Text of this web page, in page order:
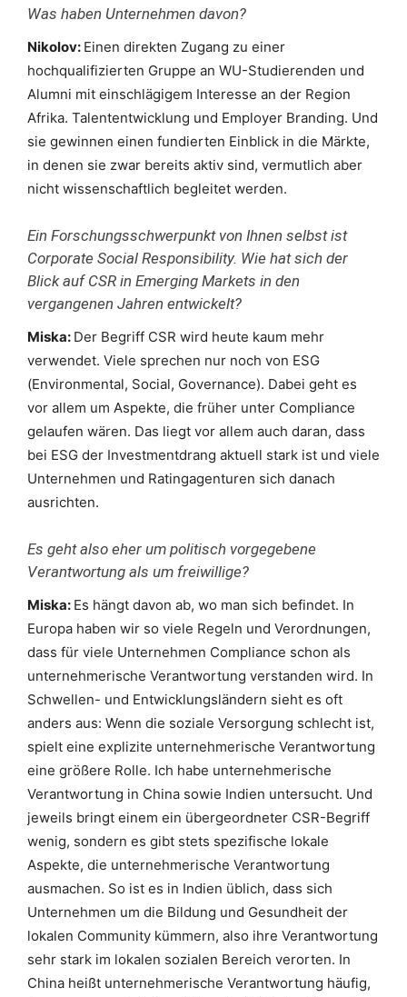
Was haben Unternehmen davon?
Nikolov: Einen direkten Zugang zu einer
hochqualifizierten Gruppe an WU-Studierenden und
Alumni mit einschlägigem Interesse an der Region
Afrika. Talententwicklung und Employer Branding. Und
sie gewinnen einen fundierten Einblick in die Märkte,
in denen sie zwar bereits aktiv sind, vermutlich aber
nicht wissenschaftlich begleitet werden.
Ein Forschungsschwerpunkt von Ihnen selbst ist
Corporate Social Responsibility. Wie hat sich der
Blick auf CSR in Emerging Markets in den
vergangenen Jahren entwickelt?
Miska: Der Begriff CSR wird heute kaum mehr
verwendet. Viele sprechen nur noch von ESG
(Environmental, Social, Governance). Dabei geht es
vor allem um Aspekte, die früher unter Compliance
gelaufen wären. Das liegt vor allem auch daran, dass
bei ESG der Investmentdrang aktuell stark ist und viele
Unternehmen und Ratingagenturen sich danach
ausrichten.
Es geht also eher um politisch vorgegebene
Verantwortung als um freiwillige?
Miska: Es hängt davon ab, wo man sich befindet. In
Europa haben wir so viele Regeln und Verordnungen,
dass für viele Unternehmen Compliance schon als
unternehmerische Verantwortung verstanden wird. In
Schwellen- und Entwicklungsländern sieht es oft
anders aus: Wenn die soziale Versorgung schlecht ist,
spielt eine explizite unternehmerische Verantwortung
eine größere Rolle. Ich habe unternehmerische
Verantwortung in China sowie Indien untersucht. Und
jeweils bringt einem ein übergeordneter CSR-Begriff
wenig, sondern es gibt stets spezifische lokale
Aspekte, die unternehmerische Verantwortung
ausmachen. So ist es in Indien üblich, dass sich
Unternehmen um die Bildung und Gesundheit der
lokalen Community kümmern, also ihre Verantwortung
sehr stark im lokalen sozialen Bereich verorten. In
China heißt unternehmerische Verantwortung häufig,